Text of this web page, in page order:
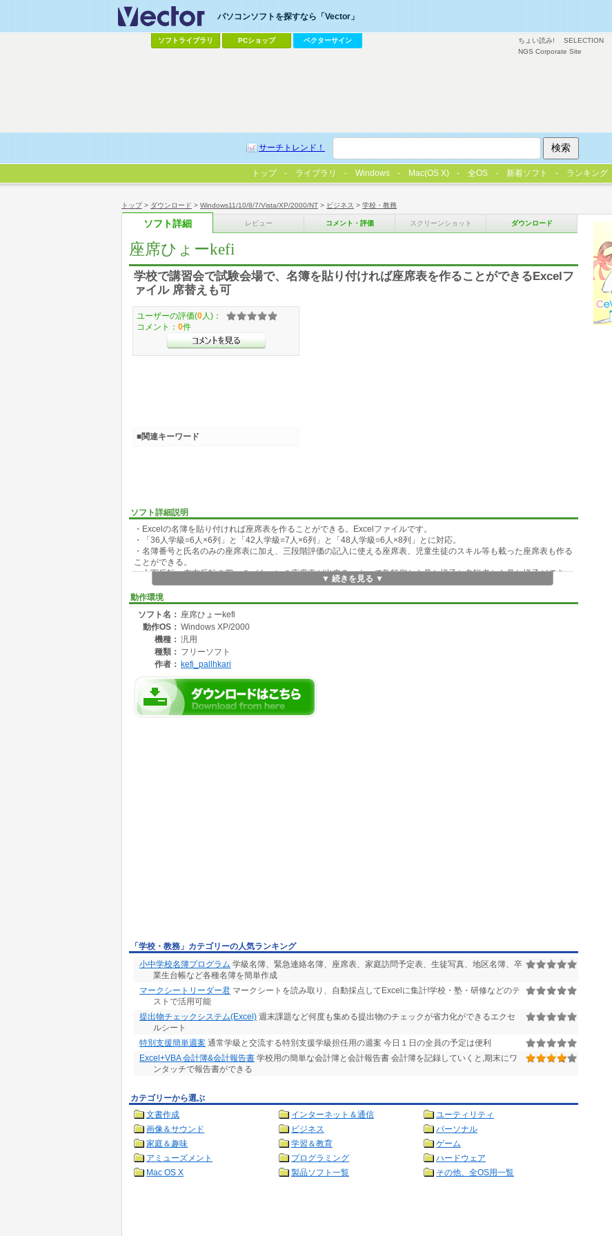
トップ> ダウンロード > Windows11/10/8/7/Vista/XP/2000/NT > ビジネス > 学校・教務
ソフト詳細 レビュー コメント・評価 スクリーンショット ダウンロード
座席ひょーkefi
学校で講習会で試験会場で、名簿を貼り付ければ座席表を作ることができるExcelフ
ァイル 席替えも可
ソフト詳細説明
・Excelの名簿を貼り付ければ座席表を作ることができる。Excelファイルです。
・「36人学級=6人×6列」と「42人学級=7人×6列」と「48人学級=6人×8列」とに対応。
・名簿番号と氏名のみの座席表に加え、三段階評価の記入に使える座席表、児童生徒のスキル等も載った座席表も作る
ことができる。
・上下反転、左右反転の四つのパターンの座席表が出来る。よって教師側から見た様子と参観者から見た様子ができ
・理科室等の4人がけ9つの机、階段教室6人がけ6行の机、にも対応。
・席替え機能を追加。席番号を入れてマクロを実行すると並び替えができる。
▼ 続きを見る ▼
動作環境
ソフト名： 座席ひょーkefi
動作OS： Windows XP/2000
機種： 汎用
種類： フリーソフト
作者： kefi_pallhkari
ユーザーの評価(0 人)：
コメント： 0件
■関連キーワード
「学校・教務」カテゴリーの人気ランキング
小中学校名簿プログラム 学級名簿、緊急連絡名簿、座席表、家庭訪問予定表、生徒写真、地区名簿、卒
業生台帳など各種名簿を簡単作成
マークシートリーダー君 マークシートを読み取り、自動採点してExcelに集計!学校・塾・研修などのテ
ストで活用可能
提出物チェックシステム(Excel) 週末課題など何度も集める提出物のチェックが省力化ができるエクセ
ルシート
特別支援簡単週案 通常学級と交流する特別支援学級担任用の週案 今日１日の全員の予定は便利
Excel+VBA 会計簿&会計報告書 学校用の簡単な会計簿と会計報告書 会計簿を記録していくと,期末にワ
ンタッチで報告書ができる
カテゴリーから選ぶ
文書作成
インターネット＆通信
ユーティリティ
画像＆サウンド
ビジネス
パーソナル
家庭＆趣味
学習＆教育
ゲーム
アミューズメント
プログラミング
ハードウェア
Mac OS X
製品ソフト一覧 その他、全OS用一覧
ちょい読み! SELECTION
NGS Corporate Site
パソコンソフトを探すなら「Vector」
ソフトライブラリ PCショップ ベクターサイン
サーチトレンド！
トップ ライブラリ Windows Mac(OS X) 全OS 新着ソフト ランキング